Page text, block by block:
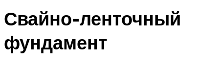
Свайно-ленточный
фундамент